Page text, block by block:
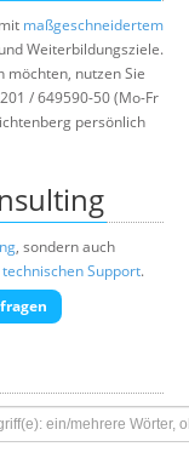
maßgeschneidertem
Weiterbildungsziele.
möchten, nutzen Sie
/ 649590-50 (Mo-Fr
persönlich
, sondern auch
technischen Support.